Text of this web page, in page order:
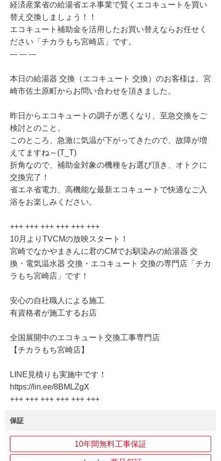
経済産業省の給湯省エネ事業で賢くエコキュートを買い
替え交換しましょう！！
エコキュート補助金を活用したお買い替えならお任せく
ださい「チカラもち宮崎店」です。
--- --- ---
本日の給湯器 交換（エコキュート 交換）のお客様は、宮
崎市佐土原町からお問い合わせを頂きました。
昨日からエコキュートの調子が悪くなり、至急交換をご
検討とのこと。
このところ、急激に気温が下がってきたので、故障が増
えてますね～(T_T)
折角なので、補助金対象の機種をお選び頂き、オトクに
交換完了！
省エネ省電力、高機能な最新エコキュートで快適なご入
浴をお楽しみください。
+++ +++ +++ +++ +++ +++
10月よりTVCMの放映スタート！
宮崎でなかやまきんに君のCMでお馴染みの給湯器 交
換・電気温水器 交換・エコキュート 交換の専門店「チカ
ラもち宮崎店」です！
安心の自社職人による施工
有資格者が施工するお店
全国展開中のエコキュート交換工事専門店
【チカラもち宮崎店】
LINE見積りも実施中です！
https://lin.ee/8BMLZgX
+++ +++ +++ +++ +++ +++
保証
10年間無料工事保証